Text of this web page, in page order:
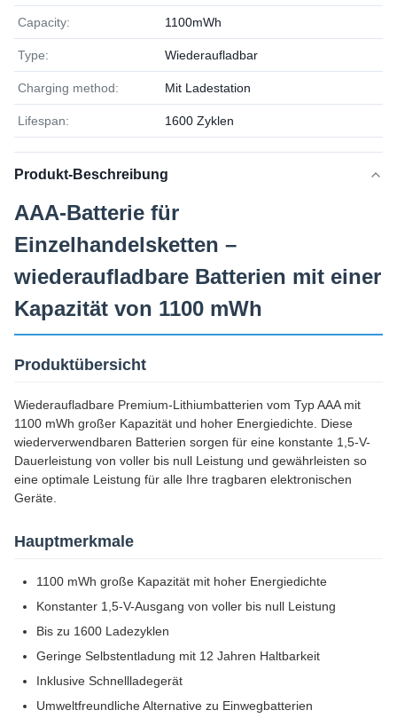
Capacity: 1100mWh
Type: Wiederaufladbar
Charging method: Mit Ladestation
Lifespan: 1600 Zyklen
Produkt-Beschreibung
AAA-Batterie für
Einzelhandelsketten –
wiederaufladbare Batterien mit einer
Kapazität von 1100 mWh
Produktübersicht
Wiederaufladbare Premium-Lithiumbatterien vom Typ AAA mit
1100 mWh großer Kapazität und hoher Energiedichte. Diese
wiederverwendbaren Batterien sorgen für eine konstante 1,5-V-
Dauerleistung von voller bis null Leistung und gewährleisten so
eine optimale Leistung für alle Ihre tragbaren elektronischen
Geräte.
Hauptmerkmale
1100 mWh große Kapazität mit hoher Energiedichte
Konstanter 1,5-V-Ausgang von voller bis null Leistung
Bis zu 1600 Ladezyklen
Geringe Selbstentladung mit 12 Jahren Haltbarkeit
Inklusive Schnellladegerät
Umweltfreundliche Alternative zu Einwegbatterien